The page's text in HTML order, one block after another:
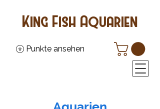
Punkte ansehen
King Fish Aquarien